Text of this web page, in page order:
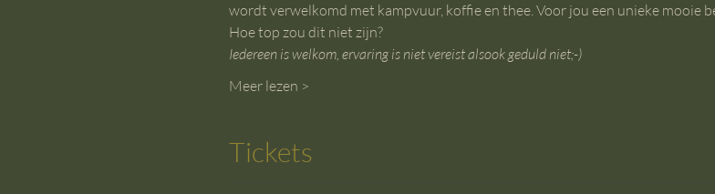
wordt verwelkomd met kampvuur, koffie en thee. Voor jou een unieke mooie
Hoe top zou dit niet zijn?
Iedereen is welkom, ervaring is niet vereist alsook geduld niet;-)
Meer lezen >
Tickets